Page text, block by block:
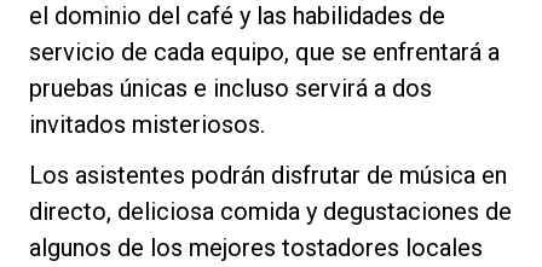
el dominio del café y las habilidades de
servicio de cada equipo, que se enfrentará a
pruebas únicas e incluso servirá a dos
invitados misteriosos.
Los asistentes podrán disfrutar de música en
directo, deliciosa comida y degustaciones de
algunos de los mejores tostadores locales